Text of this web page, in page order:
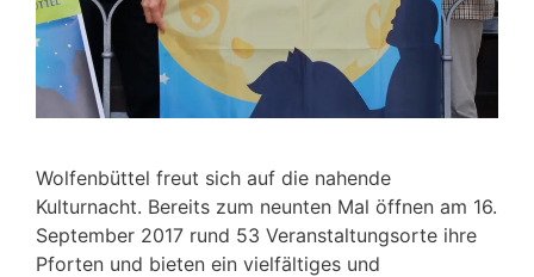
Wolfenbüttel freut sich auf die nahende
Kulturnacht. Bereits zum neunten Mal öffnen am 16.
September 2017 rund 53 Veranstaltungsorte ihre
Pforten und bieten ein vielfältiges und